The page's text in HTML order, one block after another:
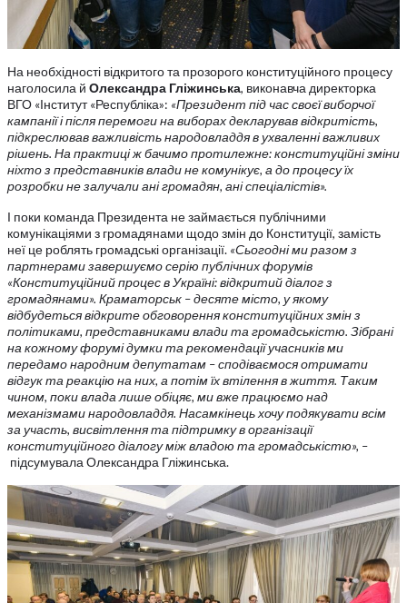
На необхідності відкритого та прозорого конституційного процесу
наголосила й Олександра Гліжинська, виконавча директорка
ВГО «Інститут «Республіка»: «Президент під час своєї виборчої
кампанії і після перемоги на виборах декларував відкритість,
підкреслював важливість народовладдя в ухваленні важливих
рішень. На практиці ж бачимо протилежне: конституційні зміни
ніхто з представників влади не комунікує, а до процесу їх
розробки не залучали ані громадян, ані спеціалістів».
І поки команда Президента не займається публічними
комунікаціями з громадянами щодо змін до Конституції, замість
неї це роблять громадські організації. «Сьогодні ми разом з
партнерами завершуємо серію публічних форумів
«Конституційний процес в Україні: відкритий діалог з
громадянами». Краматорськ – десяте місто, у якому
відбудеться відкрите обговорення конституційних змін з
політиками, представниками влади та громадськістю. Зібрані
на кожному форумі думки та рекомендації учасників ми
передамо народним депутатам – сподіваємося отримати
відгук та реакцію на них, а потім їх втілення в життя. Таким
чином, поки влада лише обіцяє, ми вже працюємо над
механізмами народовладдя. Насамкінець хочу подякувати всім
за участь, висвітлення та підтримку в організації
конституційного діалогу між владою та громадськістю», –
підсумувала Олександра Гліжинська.